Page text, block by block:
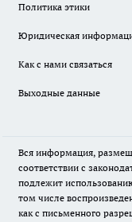
Политика этики
Юридическая
Как с нами связаться
Выходные данные
Вся информация,
соответствии с
подлежит
том числе
как с письменного